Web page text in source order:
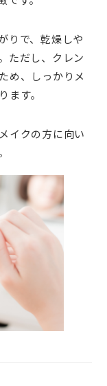
りで、乾燥しや
ただし、クレン
め、しっかりメ
ます。
イクの方に向い